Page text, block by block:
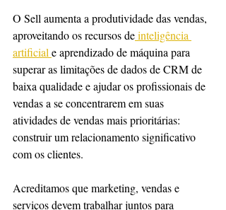
O Sell aumenta a produtividade das vendas,
aproveitando os recursos de inteligência
artificial e aprendizado de máquina para
superar as limitações de dados de CRM de
baixa qualidade e ajudar os profissionais de
vendas a se concentrarem em suas
atividades de vendas mais prioritárias:
construir um relacionamento significativo
com os clientes.
Acreditamos que marketing, vendas e
serviços devem trabalhar juntos para